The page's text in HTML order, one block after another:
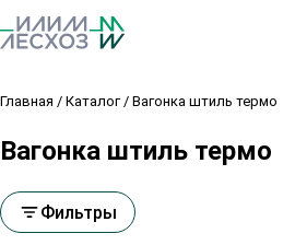
Главная / Каталог/ Вагонка штиль термо
Вагонка штиль термо
Фильтры